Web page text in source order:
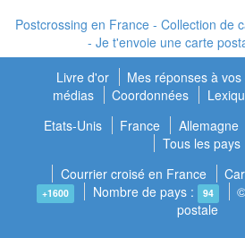
Postcrossing en France - Collection de
- Je t'envoie une carte
Livre d'or
Mes réponses à
médias
Coordonnées
Etats-Unis
France Allemagne
Tous les pays
Courrier croisé en France
+1600 Nombre de pays : 94
postale